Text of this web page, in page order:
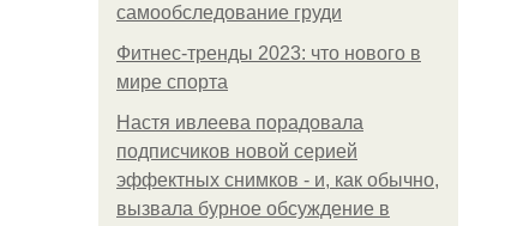
самообследование груди
Фитнес-тренды 2023: что нового в
мире спорта
Настя ивлеева порадовала
подписчиков новой серией
эффектных снимков - и, как обычно,
вызвала бурное обсуждение в